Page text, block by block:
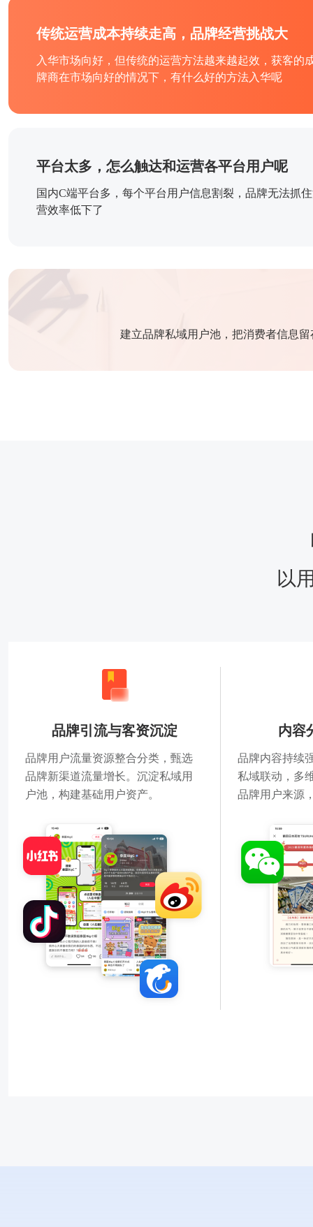
传统运营成本持续走高，品牌经营挑战大
入华市场向好，但传统的运营方法越来越起效，获客的
牌商在市场向好的情况下，有什么好的方法入华呢
平台太多，怎么触达和运营各平台用户呢
国内C端平台多，每个平台用户信息割裂，品牌无法抓
营效率低下了
建立品牌私域用户池，把消费者信息
以
品牌引流与客资沉淀
品牌用户流量资源整合分类，甄选
品牌新渠道流量增长。沉淀私域用
户池，构建基础用户资产。
内容
品牌内容持续
私域联动，多
品牌用户来源